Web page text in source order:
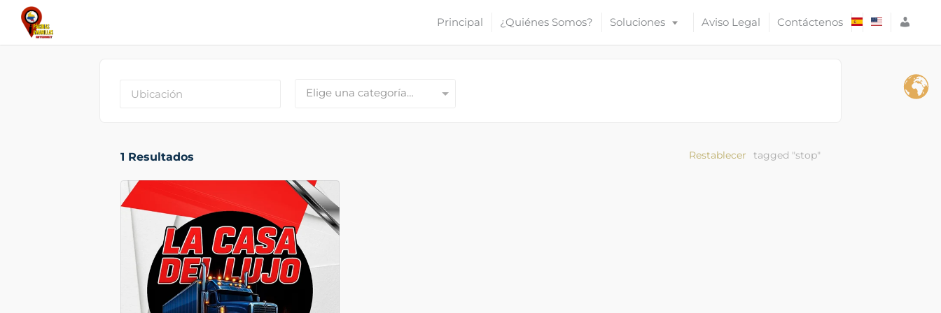
Principal ¿Quiénes Somos? Soluciones Aviso Legal Contáctenos
S
O
Elige una categoría…
1 Resultados tagged "stop"
Restablecer